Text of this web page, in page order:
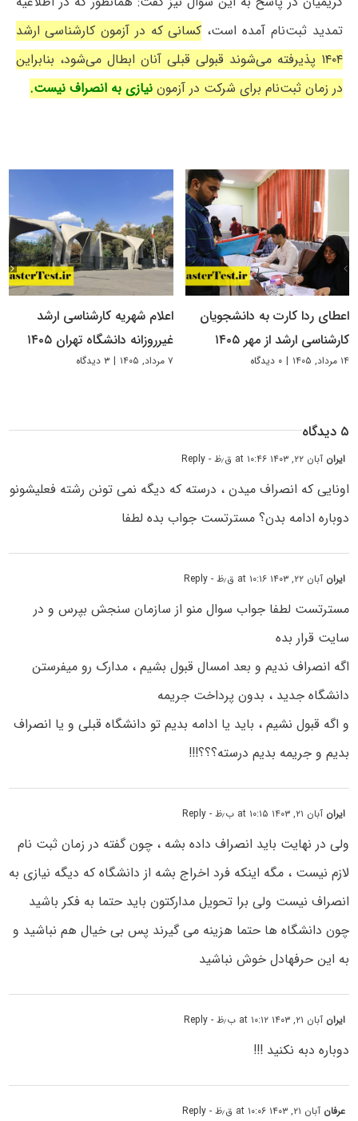
تمدید ثبت‌نام آمده است، کسانی که در آزمون کارشناسی ارشد
۱۴۰۴ پذیرفته می‌شوند قبولی قبلی آنان ابطال می‌شود، بنابراین
در زمان ثبت‌نام برای شرکت در آزمون نیازی به انصراف نیست.
اعطای ردا کارت به دانشجویان
کارشناسی ارشد از مهر ۱۴۰۵
۱۴ مرداد, ۱۴۰۵ | ۰ دیدگاه
اعلام شهریه کارشناسی ارشد
غیرروزانه دانشگاه تهران ۱۴۰۵
۷ مرداد, ۱۴۰۵ | ۳ دیدگاه
۵ دیدگاه
ایران آبان ۲۲, ۱۴۰۳ at ۱۰:۴۶ ق٫ظ - Reply
اونایی که انصراف میدن ، درسته که دیگه نمی تونن رشته فعلیشونو
دوباره ادامه بدن؟ مسترتست جواب بده لطفا
ایران آبان ۲۲, ۱۴۰۳ at ۱۰:۱۶ ق٫ظ - Reply
مسترتست لطفا جواب سوال منو از سازمان سنجش بپرس و در
سایت قرار بده
اگه انصراف ندیم و بعد امسال قبول بشیم ، مدارک رو میفرستن
دانشگاه جدید ، بدون پرداخت جریمه
و اگه قبول نشیم ، باید یا ادامه بدیم تو دانشگاه قبلی و یا انصراف
بدیم و جریمه بدیم درسته؟؟؟!!!
ایران آبان ۲۱, ۱۴۰۳ at ۱۰:۱۵ ب٫ظ - Reply
ولی در نهایت باید انصراف داده بشه ، چون گفته در زمان ثبت نام
لازم نیست ، مگه اینکه فرد اخراج بشه از دانشگاه که دیگه نیازی به
انصراف نیست ولی برا تحویل مدارکتون باید حتما به فکر باشید
چون دانشگاه ها حتما هزینه می گیرند پس بی خیال هم نباشید و
به این حرفهادل خوش نباشید
ایران آبان ۲۱, ۱۴۰۳ at ۱۰:۱۲ ب٫ظ - Reply
دوباره دبه نکنید !!!
عرفان آبان ۲۱, ۱۴۰۳ at ۱۰:۰۶ ق٫ظ - Reply